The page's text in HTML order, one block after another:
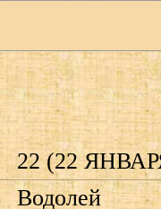
22 (22
Водолей